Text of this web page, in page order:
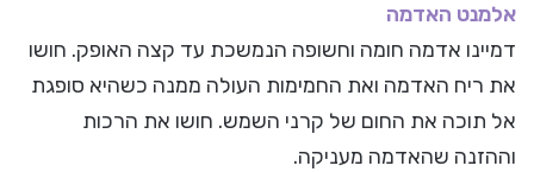
אלמנט האדמה
דמיינו אדמה חומה וחשופה הנמשכת עד קצה האופק. חושו
את ריח האדמה ואת החמימות העולה ממנה כשהיא סופגת
אל תוכה את החום של קרני השמש. חושו את הרכות
וההזנה שהאדמה מעניקה.